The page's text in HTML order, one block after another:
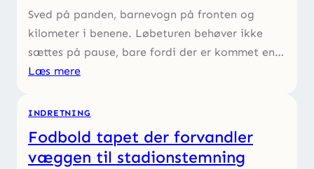
Sved på panden, barnevogn på fronten og
kilometer i benene. Løbeturen behøver ikke
sættes på pause, bare fordi der er kommet en…
Læs mere
INDRETNING
Fodbold tapet der forvandler
væggen til stadionstemning